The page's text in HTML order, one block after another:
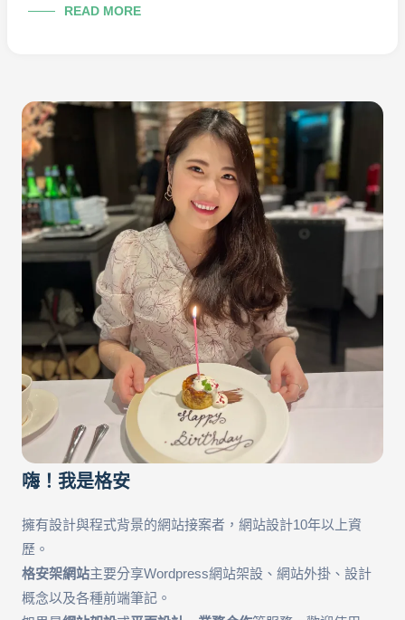
如
FontForge
自
訂
字
型
READ MORE
嗨！我是格安
擁有設計與程式背景的網站接案者，網站設計10年以上資
歷。
格安架網站主要分享Wordpress網站架設、網站外掛、設計
概念以及各種前端筆記。